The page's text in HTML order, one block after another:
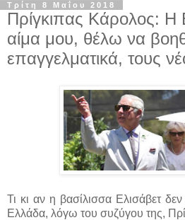
Τρίτη 8 Μαΐου 2018
Πρίγκιπας Κάρολος: Η
αίμα μου, θέλω να
επαγγελματικά, τους
Τι κι αν η βασίλισσα Ελισάβετ δεν
Ελλάδα, λόγω του συζύγου της,